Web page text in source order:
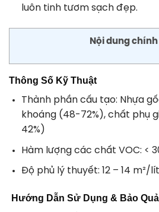
luôn tinh tươm sạch đẹp.
Nội dung chính
Thông Số Kỹ Thuật
Thành phần cấu tạo: Nhựa
khoáng (48-72%), chất phụ
42%)
Hàm lượng các chất VOC: <
Độ phủ lý thuyết: 12 – 14 m²/
Hướng Dẫn Sử Dụng & Bảo